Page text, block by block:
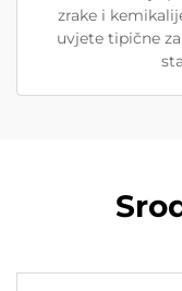
zrake i
uvjete tipične